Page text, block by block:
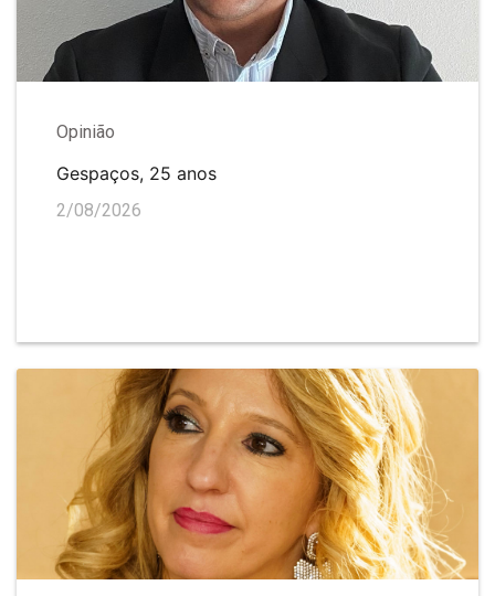
Opinião
Gespaços, 25 anos
2/08/2026